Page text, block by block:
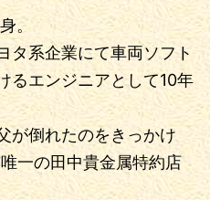
。
タ系企業にて車両ソフト
るエンジニアとして10年
が倒れたのをきっかけ
一の田中貴金属特約店